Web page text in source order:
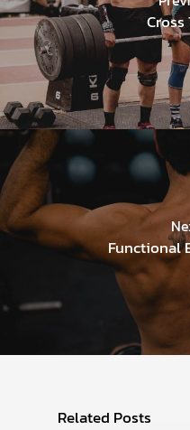
Functional
Related Posts